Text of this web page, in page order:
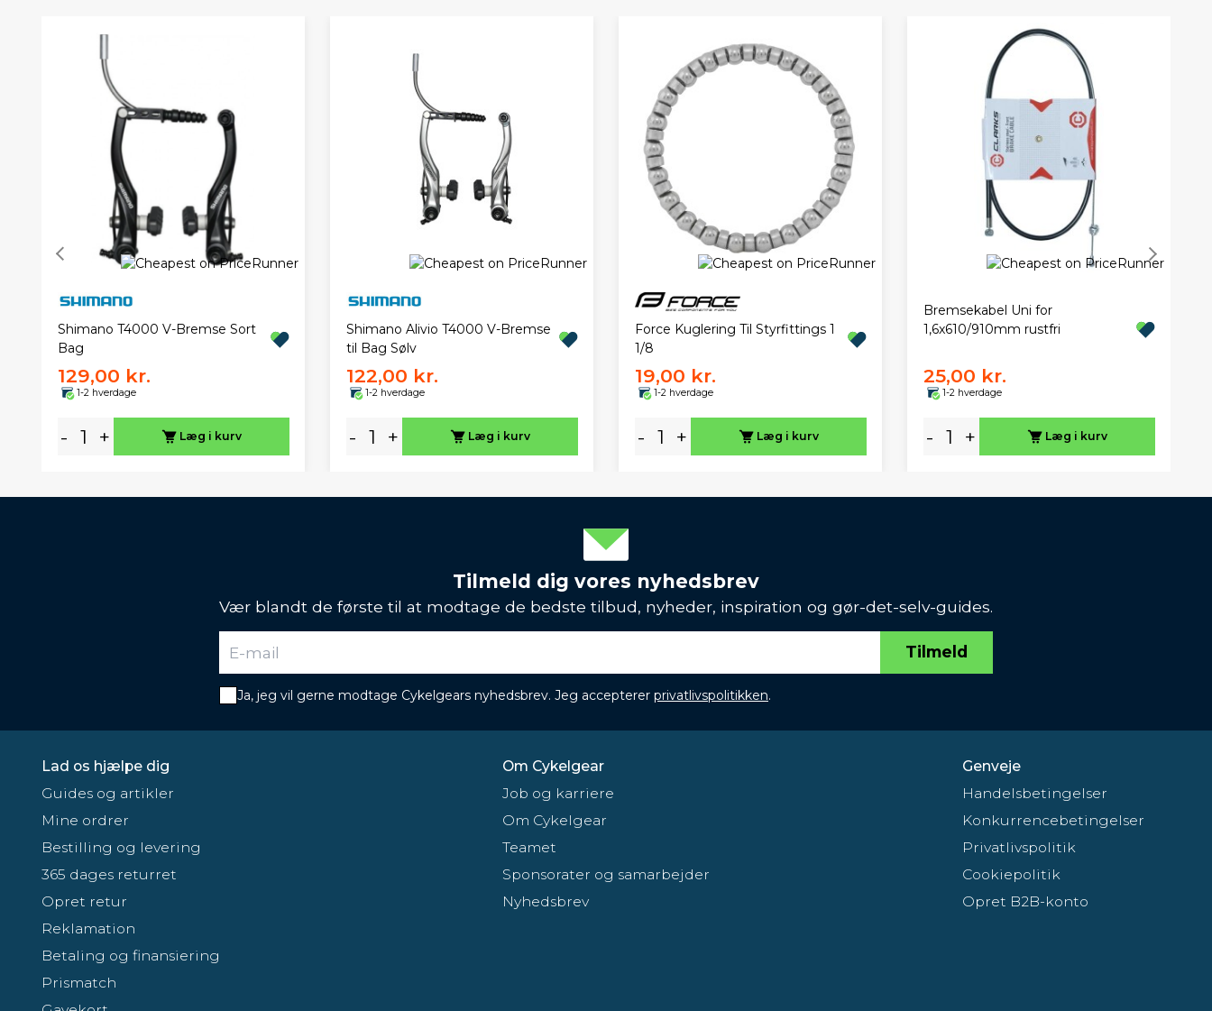
Shimano T4000 V-Bremse Sort
Bag
129,00 kr.
1-2 hverdage
- + Læg i kurv
Shimano Alivio T4000 V-Bremse
til Bag Sølv
122,00 kr.
1-2 hverdage
- + Læg i kurv
Force Kuglering Til Styrfittings 1
1/8
19,00 kr.
1-2 hverdage
- + Læg i kurv
Bremsekabel Uni for
1,6x610/910mm rustfri
25,00 kr.
1-2 hverdage
- + Læg i kurv
Tilmeld dig vores nyhedsbrev
Vær blandt de første til at modtage de bedste tilbud, nyheder, inspiration og gør-det-selv-guides.
Tilmeld
Ja, jeg vil gerne modtage Cykelgears nyhedsbrev. Jeg accepterer privatlivspolitikken.
Lad os hjælpe dig
Guides og artikler
Mine ordrer
Bestilling og levering
365 dages returret
Opret retur
Reklamation
Betaling og finansiering
Prismatch
Om Cykelgear
Job og karriere
Om Cykelgear
Teamet
Sponsorater og samarbejder
Nyhedsbrev
Genveje
Handelsbetingelser
Konkurrencebetingelser
Privatlivspolitik
Cookiepolitik
Opret B2B-konto